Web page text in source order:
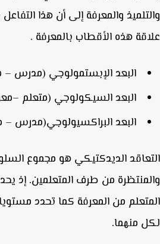
والمعرفة إلى أن هذا التفاعل
هذه الأقطاب بالمعرفة .
البعد الإبستمولوجي (مدرس –
البعد السيكولوجي (متعلم
البعد البراكسيولوجي(مدرس –
الديدكتيكي هو مجموع
من طرف المتعلمين. إذ
من المعرفة كما تحدد مستويات
منهما.